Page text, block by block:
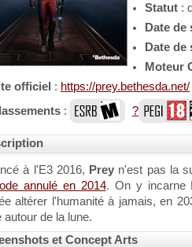
Statut :
Date
Date de
Moteur
officiel : https://prey.bethesda.net/
: ?
à l'E3 2016, Prey n'est pas la
annulé en 2014. On y incarne
altérer l'humanité à jamais, en
autour de la lune.
et Concept Arts